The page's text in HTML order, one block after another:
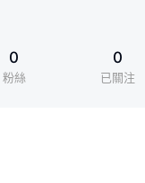
0
粉絲
0
已關注